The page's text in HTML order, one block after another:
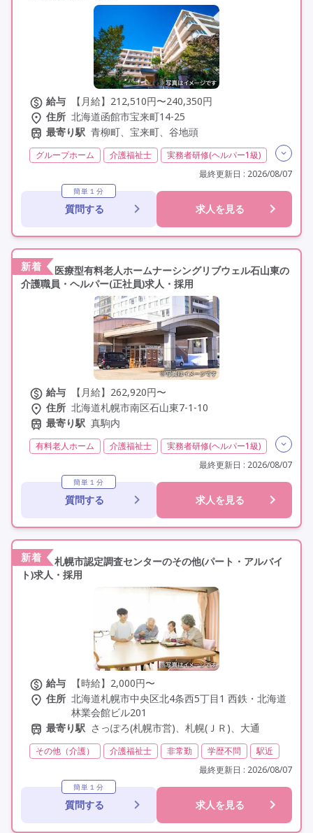
給与
【月給】212,510円〜240,350円
住所 北海道函館市宝来町14-25
最寄り駅 青柳町、宝来町、谷地頭
グループホーム 介護福祉士
実務者研修(ヘルパー1級)
残業月20時間以内
残業ほぼなし
常勤 社会保険完備
交通費支給
年間休日120日以上
年間休日110日以上
学歴不問
車通勤可
駅近
資格取得支援
最終更新日 : 2026/08/07
簡単１分
質問する 求人を見る
新着
医療型有料老人ホームナーシングリブウェル石山東の
介護職員・ヘルパー(正社員)求人・採用
給与
【月給】262,920円〜
住所 北海道札幌市南区石山東7-1-10
最寄り駅 真駒内
有料老人ホーム 介護福祉士
実務者研修(ヘルパー1級)
常勤
オープン3年以内
社会保険完備
交通費支給
学歴不問
未経験歓迎
定年65歳以上
最終更新日 : 2026/08/07
簡単１分
質問する 求人を見る
新着
札幌市認定調査センターのその他(パート・アルバイ
ト)求人・採用
給与
【時給】2,000円〜
住所 北海道札幌市中央区北4条西5丁目1 西鉄・北海道
林業会館ビル201
最寄り駅 さっぽろ(札幌市営)、札幌(ＪＲ)、大通
その他（介護） 介護福祉士 非常勤 学歴不問
駅近
最終更新日 : 2026/08/07
簡単１分
質問する 求人を見る